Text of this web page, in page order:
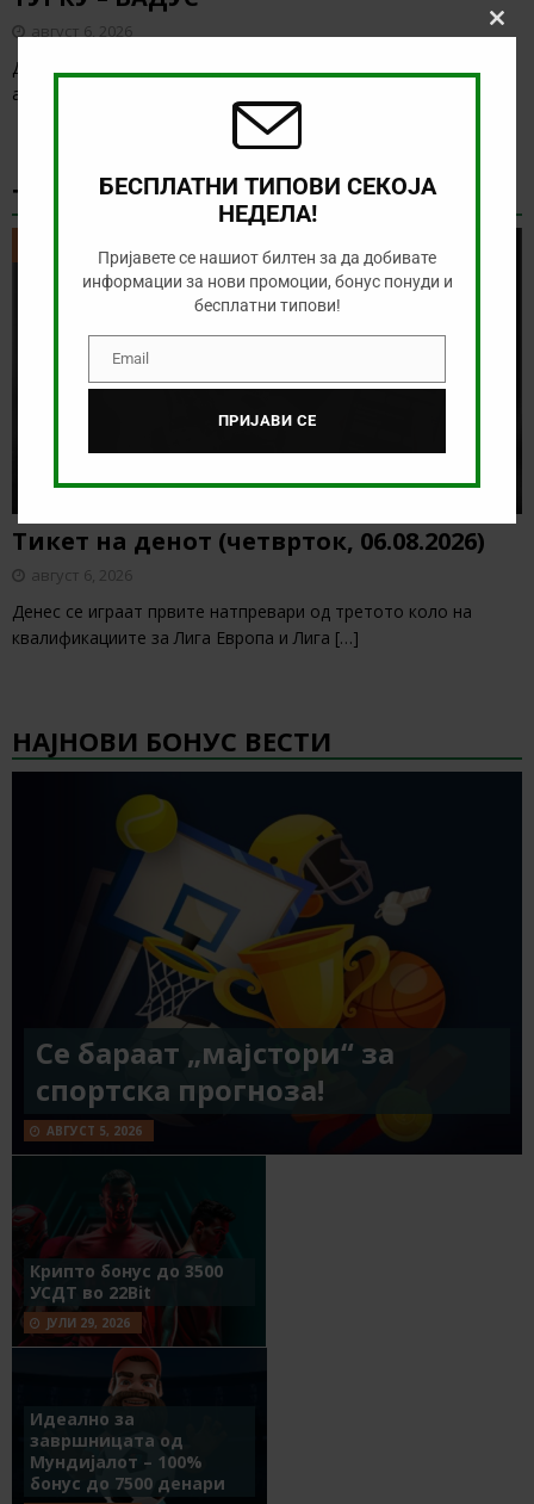
август 6, 2026
Денес има солидна понуда за обложување, а ние ќе го
анализираме дуелот од Конференциската лига
ТИКЕТ НА ДЕНОТ
Тикет на денот (четврток, 06.08.2026)
август 6, 2026
Денес се играат првите натпревари од третото коло на
квалификациите за Лига Европа и Лига […]
НАЈНОВИ БОНУС ВЕСТИ
Се бараат „мајстори“ за
спортска прогноза!
АВГУСТ 5, 2026
Крипто бонус до 3500
УСДТ во 22Bit
ЈУЛИ 29, 2026
Идеално за
завршницата од
Мундијалот – 100%
бонус до 7500 денари
Close
БЕСПЛАТНИ ТИПОВИ СЕКОЈА
НЕДЕЛА!
Пријавете се нашиот билтен за да добивате
информации за нови промоции, бонус понуди и
бесплатни типови!
EmailEmail
ПРИЈАВИ СЕ